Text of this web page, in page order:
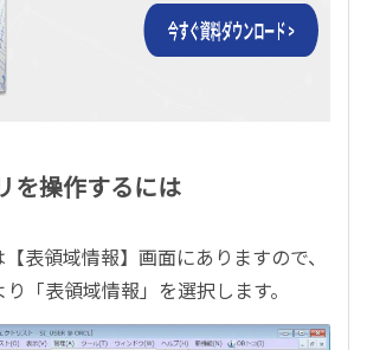
を操作するには
表領域情報】画面にありますので、
「表領域情報」を選択します。